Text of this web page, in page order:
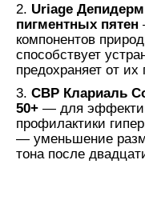
2. Uriage
пигментных пятен
компонентов
способствует
предохраняет от
3. СВР Клариаль
50+ — для
профилактики
— уменьшение
тона после